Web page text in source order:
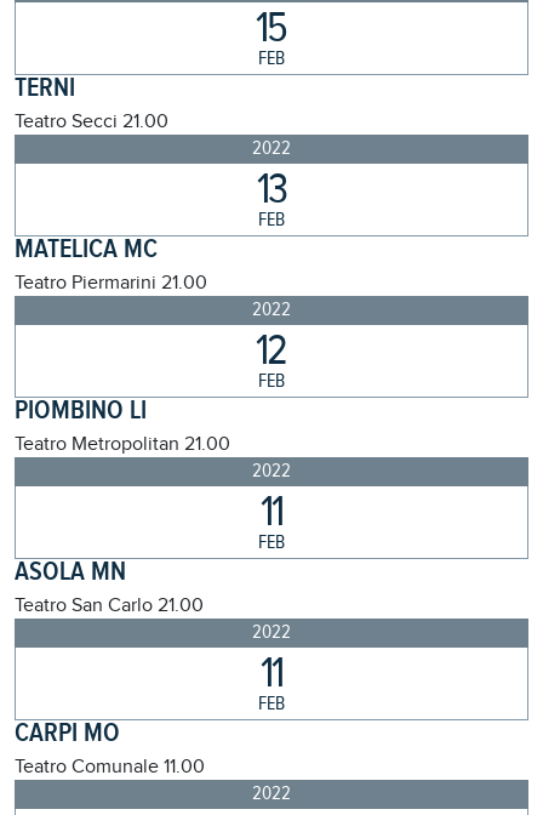
15
FEB
TERNI
Teatro Secci 21.00
2022
13
FEB
MATELICA MC
Teatro Piermarini 21.00
2022
12
FEB
PIOMBINO LI
Teatro Metropolitan 21.00
2022
11
FEB
ASOLA MN
Teatro San Carlo 21.00
2022
11
FEB
CARPI MO
Teatro Comunale 11.00
2022